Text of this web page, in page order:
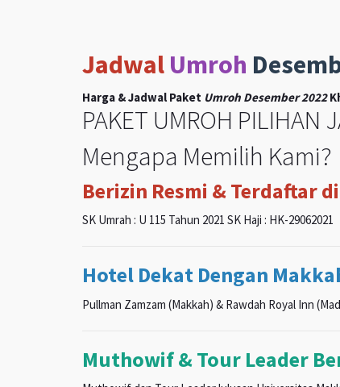
Jadwal Umroh
Harga & Jadwal Paket Umroh Desember 2022
PAKET UMROH PILIHAN
Mengapa Memilih Kami?
Berizin Resmi & Terdaftar
SK Umrah : U 115 Tahun 2021 SK Haji : HK-29062021
Hotel Dekat Dengan
Pullman Zamzam (Makkah) & Rawdah Royal Inn
Muthowif & Tour Leader